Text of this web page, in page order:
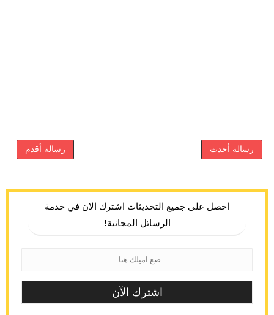
رسالة أحدث رسالة أقدم
احصل على جميع التحديثات اشترك الان في خدمة
الرسائل المجانية!